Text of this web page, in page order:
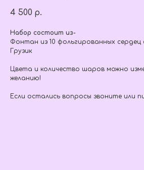
4 500 р.
Набор состоит из-
Фонтан из 10 фольгированных
Грузик
Цвета и количество шаров можно
желанию!
Если остались вопросы звоните или